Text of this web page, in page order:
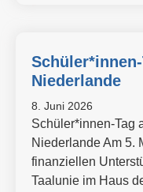
Niederlande
8. Juni 2026
Schüler*innen-Tag
Niederlande Am 5.
finanziellen
Taalunie im Haus